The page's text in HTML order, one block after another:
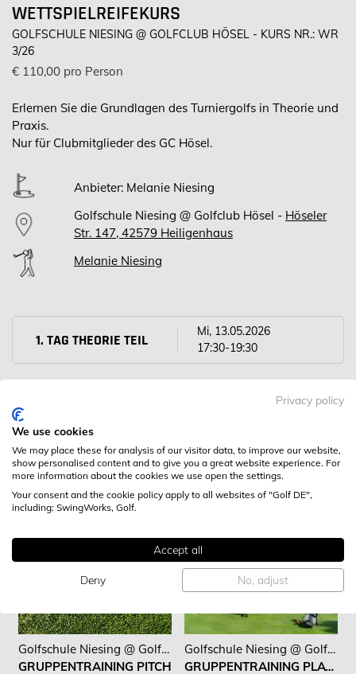
WETTSPIELREIFEKURS
GOLFSCHULE NIESING @ GOLFCLUB HÖSEL - KURS NR.: WR
3/26
€ 110,00 pro Person
Erlernen Sie die Grundlagen des Turniergolfs in Theorie und
Praxis.
Nur für Clubmitglieder des GC Hösel.
Anbieter: Melanie Niesing
Golfschule Niesing @ Golfclub Hösel - Höseler
Str. 147, 42579 Heiligenhaus
Melanie Niesing
1. TAG THEORIE TEIL
Mi, 13.05.2026
17:30-19:30
WEITERE KURSE
Golfschule Niesing @ Golfclub Hösel
GRUPPENTRAINING PITCH
Golfschule Niesing @ Golfclub Hösel
GRUPPENTRAINING PLATZ
Privacy policy
We use cookies
We may place these for analysis of our visitor data, to improve our website,
show personalised content and to give you a great website experience. For
more information about the cookies we use open the settings.
Your consent and the cookie policy apply to all websites of "Golf DE",
including: SwingWorks, Golf.
Accept all
Deny No, adjust